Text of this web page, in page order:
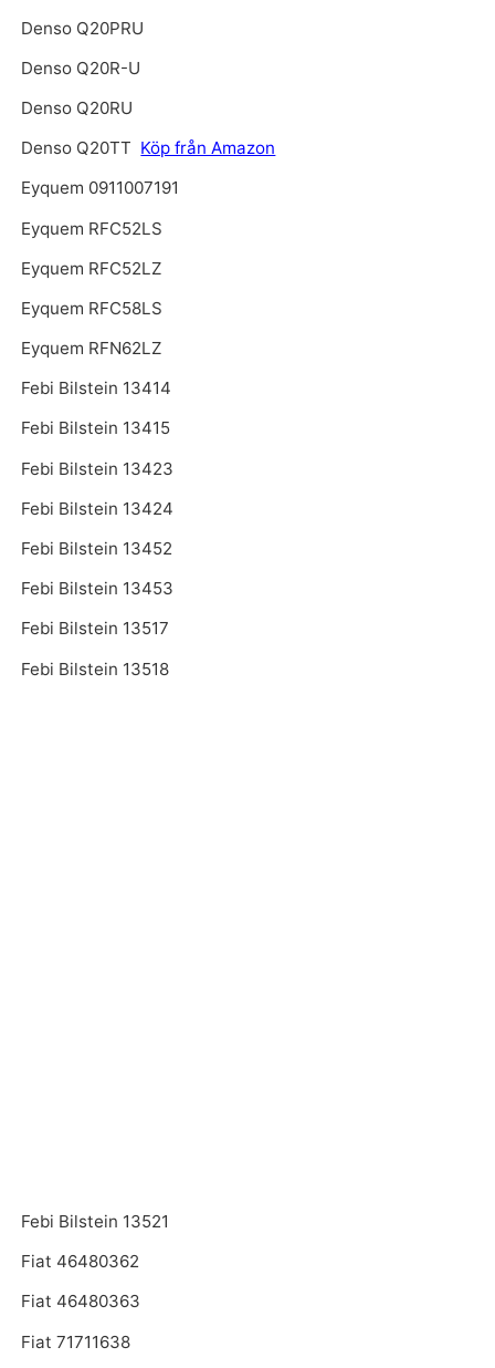
Denso Q20PRU
Denso Q20R-U
Denso Q20RU
Denso Q20TT Köp från Amazon
Eyquem 0911007191
Eyquem RFC52LS
Eyquem RFC52LZ
Eyquem RFC58LS
Eyquem RFN62LZ
Febi Bilstein 13414
Febi Bilstein 13415
Febi Bilstein 13423
Febi Bilstein 13424
Febi Bilstein 13452
Febi Bilstein 13453
Febi Bilstein 13517
Febi Bilstein 13518
Febi Bilstein 13521
Fiat 46480362
Fiat 46480363
Fiat 71711638